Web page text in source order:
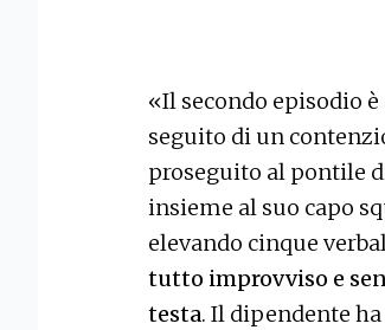
«Il secondo episodio
seguito di un
proseguito al pontile
insieme al suo capo
elevando cinque
tutto improvviso e
testa. Il dipendente